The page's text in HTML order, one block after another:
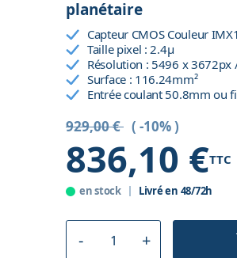
planétaire
Capteur CMOS Couleur
Taille pixel : 2.4µ
Résolution : 5496 x
Surface : 116.24mm²
Entrée coulant 50.8mm ou
929,00 € ( -10% )
836,10 €TTC
en stock Livré en 48/72h